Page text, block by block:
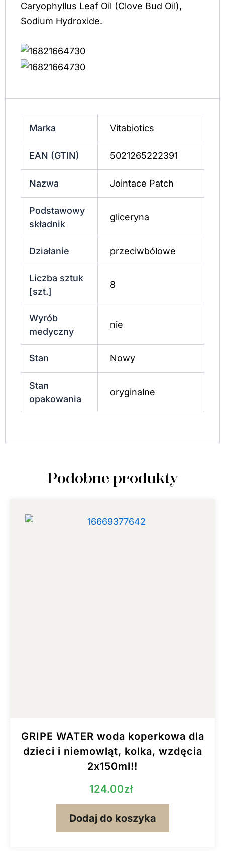
Caryophyllus Leaf Oil (Clove Bud Oil),
Sodium Hydroxide.
Marka Vitabiotics
EAN (GTIN) 5021265222391
Nazwa Jointace Patch
Podstawowy
składnik
gliceryna
Działanie przeciwbólowe
Liczba sztuk
[szt.]
8
Wyrób
medyczny
nie
Stan Nowy
Stan
opakowania
oryginalne
Podobne produkty
GRIPE WATER woda koperkowa dla
dzieci i niemowląt, kolka, wzdęcia
2x150ml!!
124.00zł
Dodaj do koszyka